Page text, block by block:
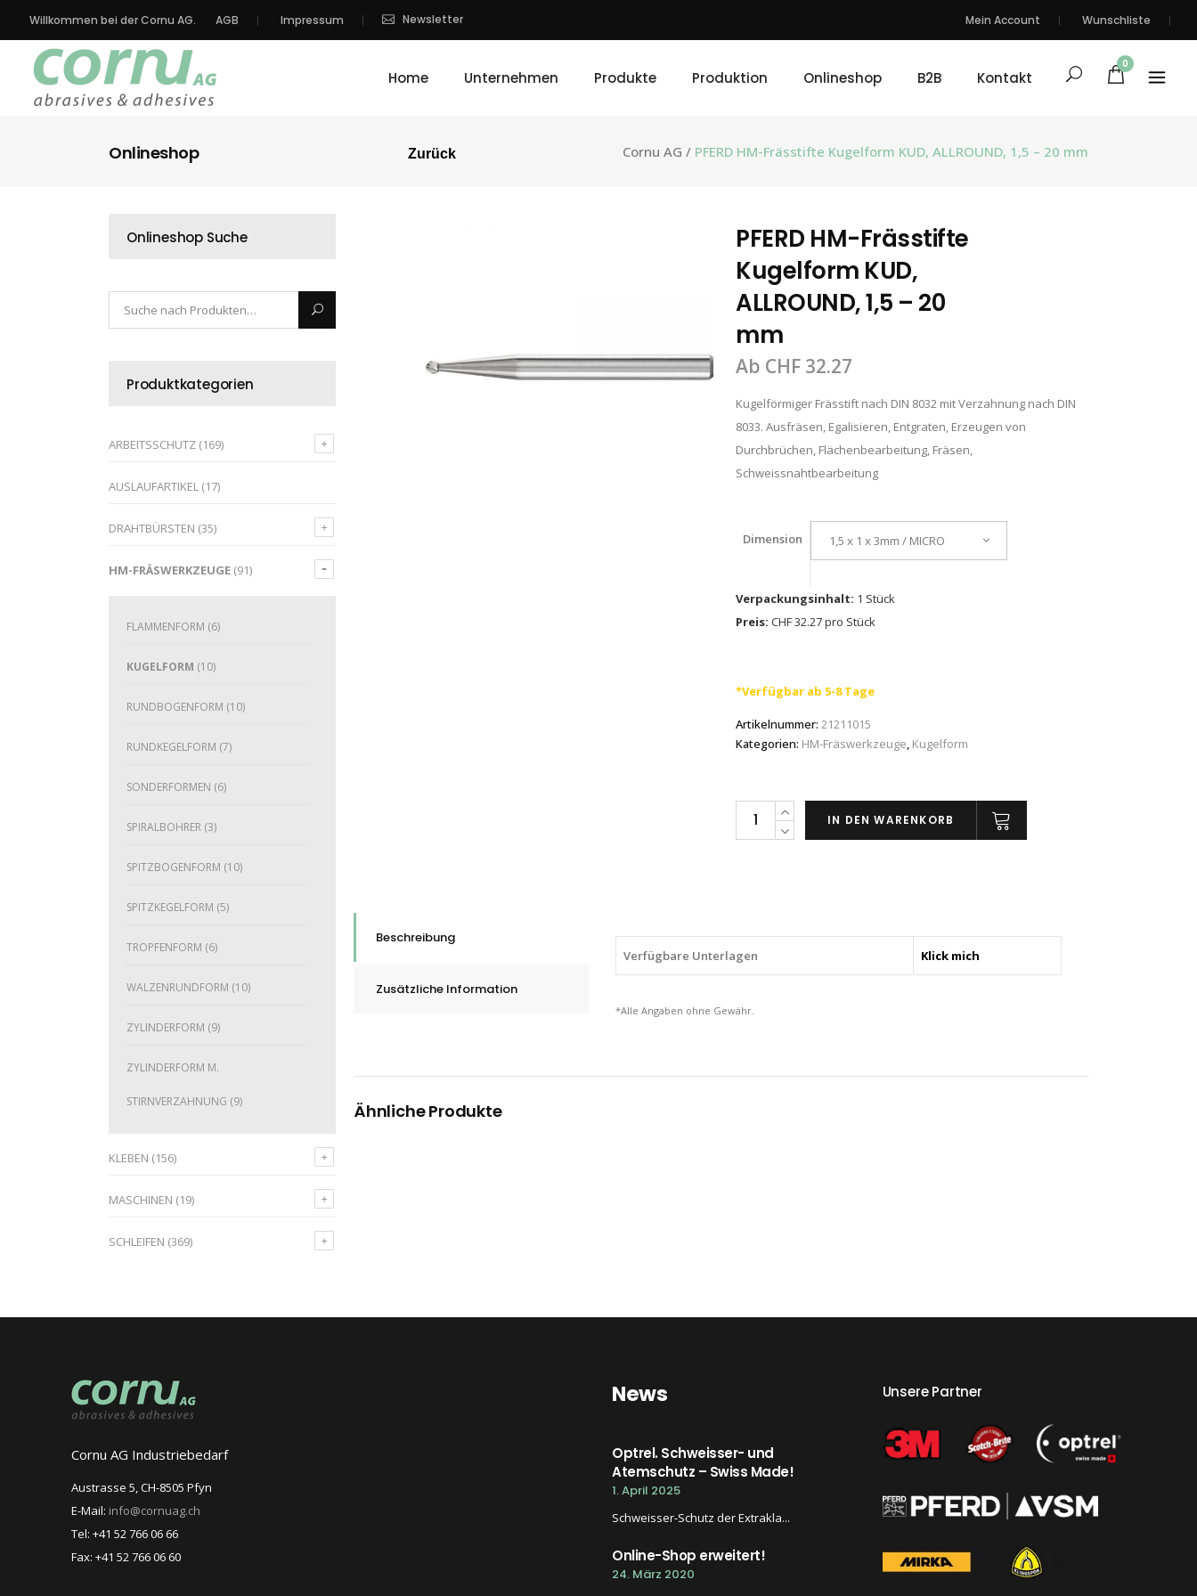
Willkommen bei der Cornu AG. AGB Impressum Newsletter Mein Account Wunschliste
Home Unternehmen Produkte Produktion Onlineshop B2B Kontakt
0
Onlineshop Cornu AG / PFERD HM-Frässtifte Kugelform KUD, ALLROUND, 1,5 – 20 mm
Zurück
Onlineshop Suche
Produktkategorien
ARBEITSSCHUTZ (169)
AUSLAUFARTIKEL (17)
DRAHTBÜRSTEN (35)
HM-FRÄSWERKZEUGE (91)
FLAMMENFORM (6)
KUGELFORM (10)
RUNDBOGENFORM (10)
RUNDKEGELFORM (7)
SONDERFORMEN (6)
SPIRALBOHRER (3)
SPITZBOGENFORM (10)
SPITZKEGELFORM (5)
TROPFENFORM (6)
WALZENRUNDFORM (10)
ZYLINDERFORM (9)
ZYLINDERFORM M.
STIRNVERZAHNUNG (9)
KLEBEN (156)
MASCHINEN (19)
SCHLEIFEN (369)
PFERD HM-Frässtifte
Kugelform KUD,
ALLROUND, 1,5 – 20
mm
Ab CHF 32.27
Kugelförmiger Frässtift nach DIN 8032 mit Verzahnung nach DIN
8033. Ausfräsen, Egalisieren, Entgraten, Erzeugen von
Durchbrüchen, Flächenbearbeitung, Fräsen,
Schweissnahtbearbeitung
Dimension 1,5 x 1 x 3mm / MICRO
Verpackungsinhalt: 1 Stück
Preis: CHF 32.27 pro Stück
*Verfügbar ab 5-8 Tage
Artikelnummer: 21211015
Kategorien: HM-Fräswerkzeuge, Kugelform
PFERD
1,5
-
mm
IN DEN WARENKORB
Beschreibung
Zusätzliche Information
Verfügbare Unterlagen Klick mich
*Alle Angaben ohne Gewähr.
Ähnliche Produkte
Cornu AG Industriebedarf
Austrasse 5, CH-8505 Pfyn
E-Mail: info@cornuag.ch
Tel: +41 52 766 06 66
Fax: +41 52 766 06 60
News
Optrel. Schweisser- und
Atemschutz – Swiss Made!
1. April 2025
Schweisser-Schutz der Extrakla...
Online-Shop erweitert!
24. März 2020
Unsere Partner